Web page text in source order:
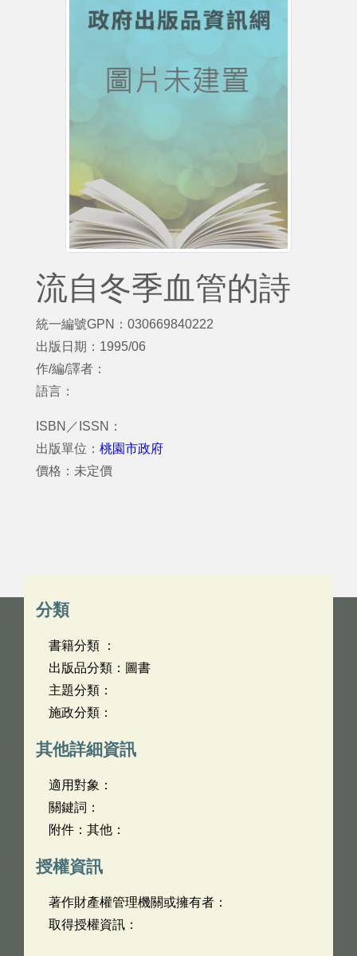
流自冬季血管的詩
統一編號GPN：030669840222
出版日期：1995/06
作/編/譯者：
語言：
ISBN／ISSN：
出版單位： 桃園市政府
價格：未定價
分類
書籍分類 ：
出版品分類：圖書
主題分類：
施政分類：
其他詳細資訊
適用對象：
關鍵詞：
附件：其他：
授權資訊
著作財產權管理機關或擁有者：
取得授權資訊：